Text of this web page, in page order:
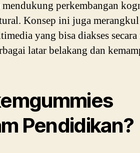
perkembangan
Konsep ini juga
yang bisa diakses
latar belakang dan
Pendidikan?